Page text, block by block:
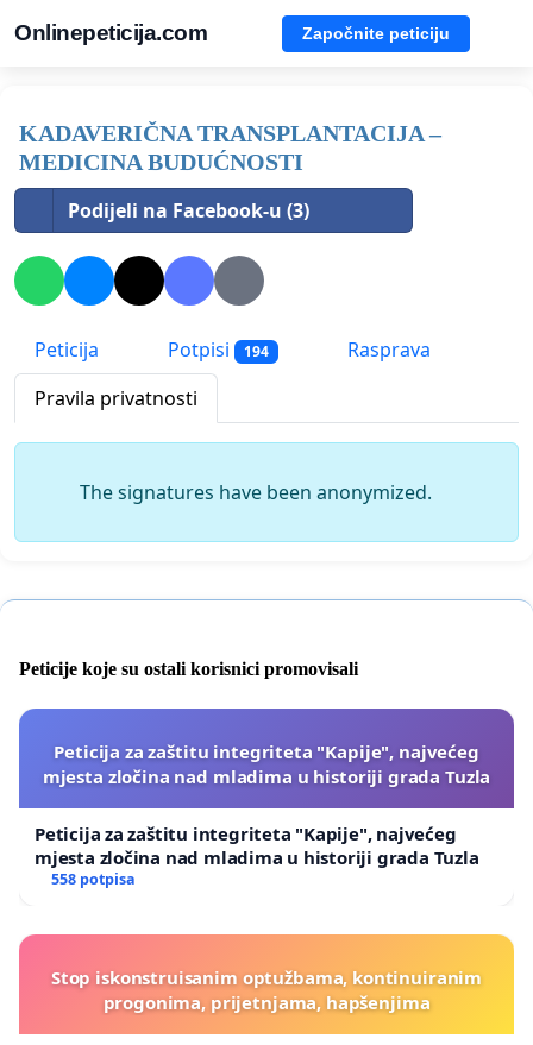
Onlinepeticija.com Započnite peticiju
KADAVERIČNA TRANSPLANTACIJA –
MEDICINA BUDUĆNOSTI
Podijeli na Facebook-u (3)
Peticija Potpisi 194
Rasprava
Pravila privatnosti
The signatures have been anonymized.
Peticije koje su ostali korisnici promovisali
Peticija za zaštitu integriteta "Kapije", najvećeg
mjesta zločina nad mladima u historiji grada Tuzla
Peticija za zaštitu integriteta "Kapije", najvećeg
mjesta zločina nad mladima u historiji grada Tuzla
558 potpisa
Stop iskonstruisanim optužbama, kontinuiranim
progonima, prijetnjama, hapšenjima